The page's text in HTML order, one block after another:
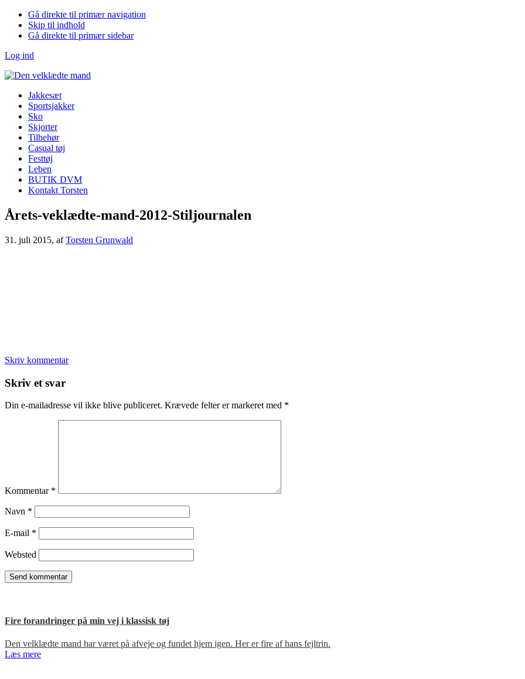
Gå direkte til primær navigation
Skip til indhold
Gå direkte til primær sidebar
Log ind
Jakkesæt
Sportsjakker
Sko
Skjorter
Tilbehør
Casual tøj
Festtøj
Leben
BUTIK DVM
Kontakt Torsten
Årets-veklædte-mand-2012-Stiljournalen
31. juli 2015, afTorsten Grunwald
Skriv kommentar
Læserinteraktioner
Skriv et svar
Din e-mailadresse vil ikke blive publiceret. Krævede felter er markeret med *
Kommentar *
Navn *
E-mail *
Websted
Fire forandringer på min vej i klassisk tøj
Den velklædte mand har været på afveje og fundet hjem igen. Her er fire af hans fejltrin.
Læs mere